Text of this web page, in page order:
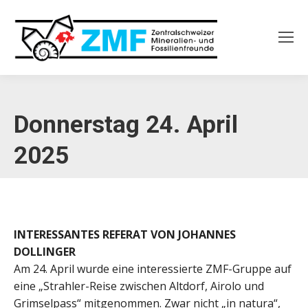
Donnerstag 24. April
2025
INTERESSANTES REFERAT VON JOHANNES
DOLLINGER
Am 24. April wurde eine interessierte ZMF-Gruppe auf
eine „Strahler-Reise zwischen Altdorf, Airolo und
Grimselpass“ mitgenommen. Zwar nicht „in natura“,